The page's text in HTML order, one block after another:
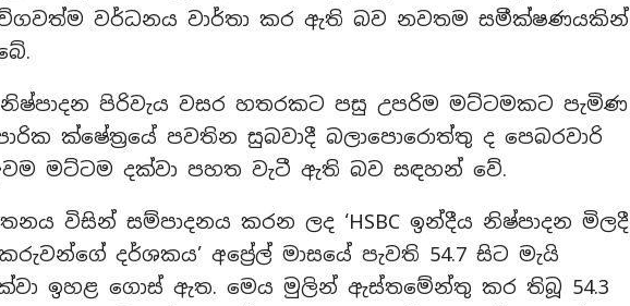
වර්ධනය වාර්තා කර ඇති බව නවතම සමීක්ෂණයකින්
පිරිවැය වසර හතරකට පසු උපරිම මට්ටමකට පැමිණ
ක්ෂේත්‍රයේ පවතින සුබවාදී බලාපොරොත්තු ද පෙබරවාරි
මට්ටම දක්වා පහත වැටී ඇති බව සඳහන් වේ.
විසින් සම්පාදනය කරන ලද ‘HSBC ඉන්දීය නිෂ්පාදන මිලදී
දර්ශකය’ අප්‍රේල් මාසයේ පැවති 54.7 සිට මැයි
දක්වා ඉහළ ගොස් ඇත. මෙය මුලින් ඇස්තමේන්තු කර තිබූ 54.3